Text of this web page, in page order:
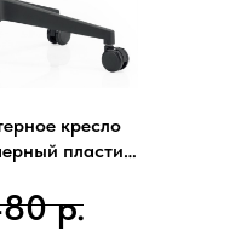
кресло
пластик
р.